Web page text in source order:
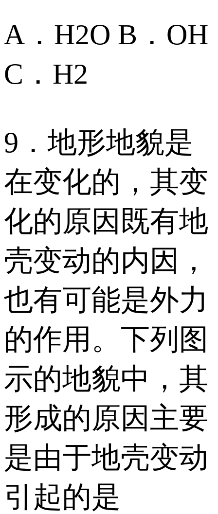
A．H2O B．OH
C．H2
9．地形地貌是
在变化的，其变
化的原因既有地
壳变动的内因，
也有可能是外力
的作用。下列图
示的地貌中，其
形成的原因主要
是由于地壳变动
引起的是